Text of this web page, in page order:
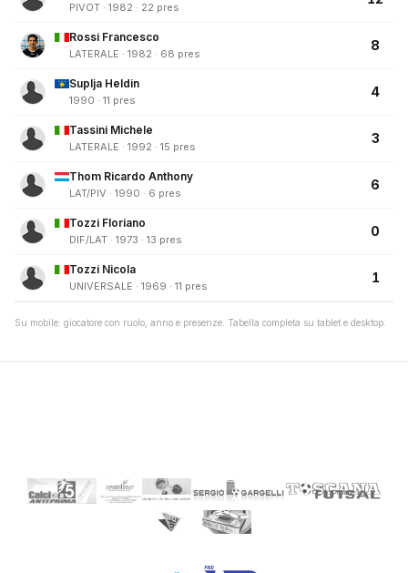
PIVOT · 1982 · 22 pres
Rossi Francesco
LATERALE · 1982 · 68 pres
8
Suplja Heldin
1990 · 11 pres
4
Tassini Michele
LATERALE · 1992 · 15 pres
3
Thom Ricardo Anthony
LAT/PIV · 1990 · 6 pres
6
Tozzi Floriano
DIF/LAT · 1973 · 13 pres
0
Tozzi Nicola
UNIVERSALE · 1969 · 11 pres
1
Su mobile: giocatore con ruolo, anno e presenze. Tabella completa su tablet e desktop.